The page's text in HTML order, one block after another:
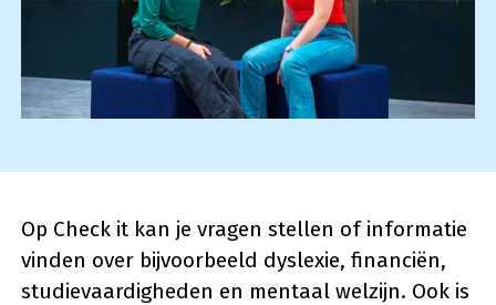
Op Check it kan je vragen stellen of informatie
vinden over bijvoorbeeld dyslexie, financiën,
studievaardigheden en mentaal welzijn. Ook is